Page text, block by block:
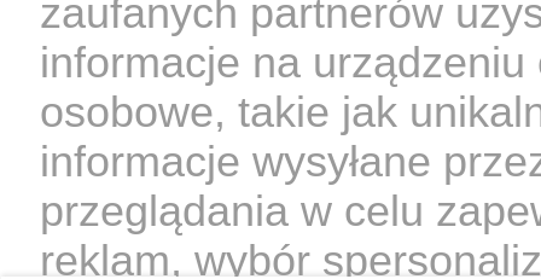
zaufanych partnerów
informacje na
osobowe, takie jak
informacje wysyłane
przeglądania w celu
reklam, wybór